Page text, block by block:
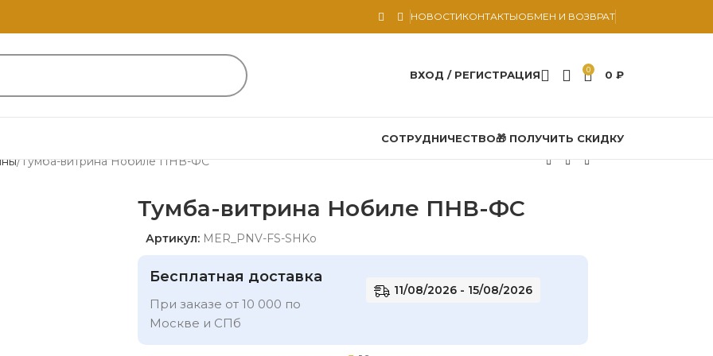
НОВОСТИКОНТАКТЫОБМЕН И ВОЗВРАТ
ВХОД / РЕГИСТРАЦИЯ 0 0 ₽
СОТРУДНИЧЕСТВО🎁 ПОЛУЧИТЬ СКИДКУ
Тумба-витрина Нобиле ПНВ-ФС
Тумба-витрина Нобиле ПНВ-ФС
Артикул: MER_PNV-FS-SHKo
Бесплатная доставка
При заказе от 10 000 по
Москве и СПб
11/08/2026 - 15/08/2026